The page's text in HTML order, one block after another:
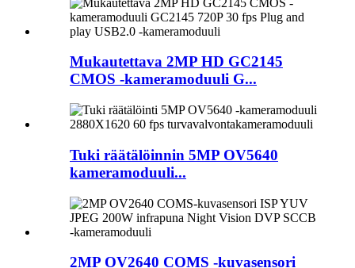
Mukautettava 2MP HD GC2145
CMOS -kameramoduuli G...
Tuki räätälöinnin 5MP OV5640
kameramoduuli...
2MP OV2640 COMS -kuvasensori